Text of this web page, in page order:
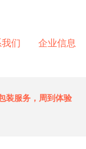
们 企业信息
装服务，周到体验